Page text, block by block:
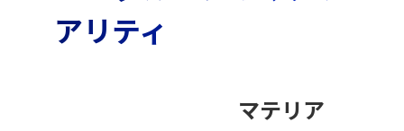
アリティ
マテリア